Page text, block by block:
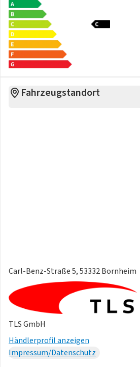
Fahrzeugstandort
Carl-Benz-Straße 5, 53332 Bornheim
TLS GmbH
Händlerprofil anzeigen
Impressum/Datenschutz